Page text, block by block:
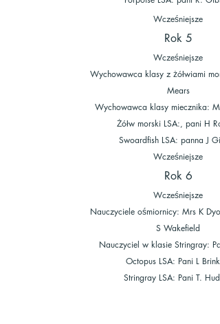
Wcześniejsze
Rok 5
Wcześniejsze
Wychowawca klasy z żółwiami
Mears
Wychowawca klasy miecznika:
Żółw morski LSA:, pani H
Swoardfish LSA: panna J
Wcześniejsze
Rok 6
Wcześniejsze
Nauczyciele ośmiornicy: Mrs K
S Wakefield
Nauczyciel w klasie Stringray:
Octopus LSA: Pani L
Stringray LSA: Pani T.